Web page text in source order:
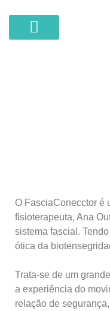
O FasciaConecctor é
fisioterapeuta, Ana
sistema fascial.
ótica da
Trata-se de um
a experiência do
relação de